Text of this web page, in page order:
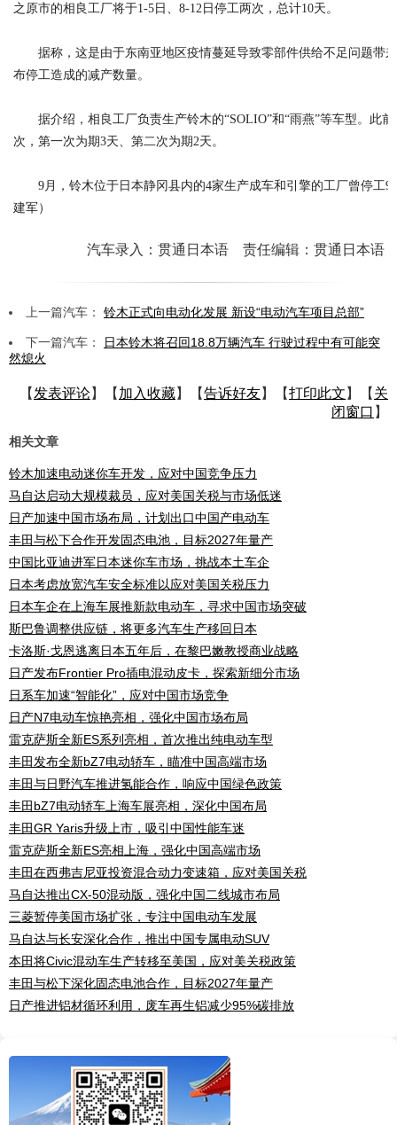
之原市的相良工厂将于1-5日、8-12日停工两次，总计10天。
据称，这是由于东南亚地区疫情蔓延导致零部件供给不足问题带
布停工造成的减产数量。
据介绍，相良工厂负责生产铃木的“SOLIO”和“雨燕”等车型。此
次，第一次为期3天、第二次为期2天。
9月，铃木位于日本静冈县内的4家生产成车和引擎的工厂曾停工
建军）
汽车录入：贯通日本语 责任编辑：贯通日本语
上一篇汽车： 铃木正式向电动化发展 新设“电动汽车项目总部”
下一篇汽车：
日本铃木将召回18.8万辆汽车 行驶过程中有可能突
然熄火
【 发表评论】【 加入收藏】【告诉好友】【打印此文 】【 关
闭窗口 】
相关文章
铃木加速电动迷你车开发，应对中国竞争压力
马自达启动大规模裁员，应对美国关税与市场低迷
日产加速中国市场布局，计划出口中国产电动车
丰田与松下合作开发固态电池，目标2027年量产
中国比亚迪进军日本迷你车市场，挑战本土车企
日本考虑放宽汽车安全标准以应对美国关税压力
日本车企在上海车展推新款电动车，寻求中国市场突破
斯巴鲁调整供应链，将更多汽车生产移回日本
卡洛斯·戈恩逃离日本五年后，在黎巴嫩教授商业战略
日产发布Frontier Pro插电混动皮卡，探索新细分市场
日系车加速“智能化”，应对中国市场竞争
日产N7电动车惊艳亮相，强化中国市场布局
雷克萨斯全新ES系列亮相，首次推出纯电动车型
丰田发布全新bZ7电动轿车，瞄准中国高端市场
丰田与日野汽车推进氢能合作，响应中国绿色政策
丰田bZ7电动轿车上海车展亮相，深化中国布局
丰田GR Yaris升级上市，吸引中国性能车迷
雷克萨斯全新ES亮相上海，强化中国高端市场
丰田在西弗吉尼亚投资混合动力变速箱，应对美国关税
马自达推出CX-50混动版，强化中国二线城市布局
三菱暂停美国市场扩张，专注中国电动车发展
马自达与长安深化合作，推出中国专属电动SUV
本田将Civic混动车生产转移至美国，应对美关税政策
丰田与松下深化固态电池合作，目标2027年量产
日产推进铝材循环利用，废车再生铝减少95%碳排放